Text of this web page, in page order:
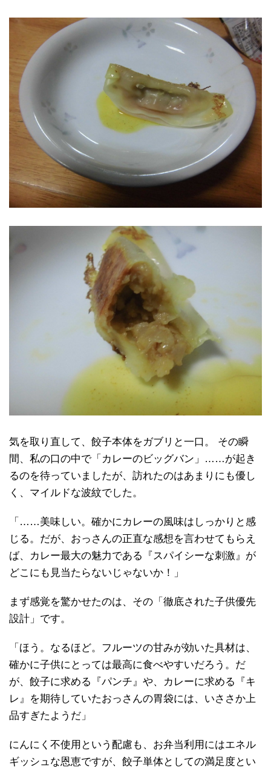
気を取り直して、餃子本体をガブリと一口。 その瞬
間、私の口の中で「カレーのビッグバン」……が起き
るのを待っていましたが、訪れたのはあまりにも優し
く、マイルドな波紋でした。
「……美味しい。確かにカレーの風味はしっかりと感
じる。だが、おっさんの正直な感想を言わせてもらえ
ば、カレー最大の魅力である『スパイシーな刺激』が
どこにも見当たらないじゃないか！」
まず感覚を驚かせたのは、その「徹底された子供優先
設計」です。
「ほう。なるほど。フルーツの甘みが効いた具材は、
確かに子供にとっては最高に食べやすいだろう。だ
が、餃子に求める『パンチ』や、カレーに求める『キ
レ』を期待していたおっさんの胃袋には、いささか上
品すぎたようだ」
にんにく不使用という配慮も、お弁当利用にはエネル
ギッシュな恩恵ですが、餃子単体としての満足度とい